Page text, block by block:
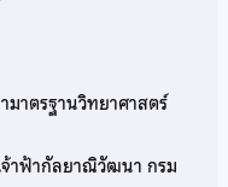
าตรฐานวิทยาศาสตร์
จ้าฟ้ากัลยาณิวัฒนา กรม